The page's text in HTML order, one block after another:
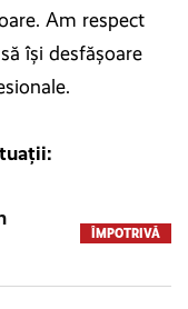
Am respect
își desfășoare
ÎMPOTRIVĂ